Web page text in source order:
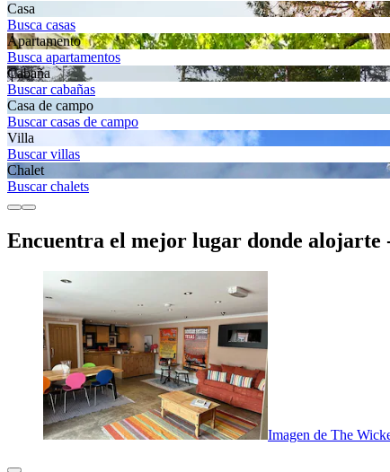
Casa
Busca casas
Apartamento
Busca apartamentos
Cabaña
Buscar cabañas
Casa de campo
Buscar casas de campo
Villa
Buscar villas
Chalet
Buscar chalets
Encuentra el mejor lugar donde alojarte
Imagen de The